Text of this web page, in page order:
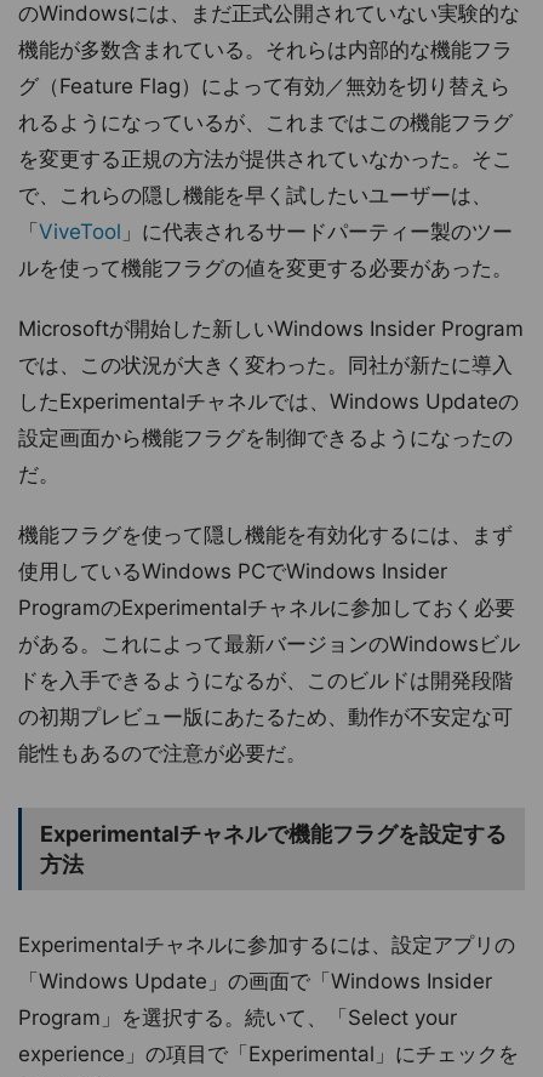
のWindowsには、まだ正式公開されていない実験的な
機能が多数含まれている。それらは内部的な機能フラ
グ（Feature Flag）によって有効／無効を切り替えら
れるようになっているが、これまではこの機能フラグ
を変更する正規の方法が提供されていなかった。そこ
で、これらの隠し機能を早く試したいユーザーは、
「 ViveTool 」に代表されるサードパーティー製のツー
ルを使って機能フラグの値を変更する必要があった。
Microsoftが開始した新しいWindows Insider Program
では、この状況が大きく変わった。同社が新たに導入
したExperimentalチャネルでは、Windows Updateの
設定画面から機能フラグを制御できるようになったの
だ。
機能フラグを使って隠し機能を有効化するには、まず
使用しているWindows PCでWindows Insider
ProgramのExperimentalチャネルに参加しておく必要
がある。これによって最新バージョンのWindowsビル
ドを入手できるようになるが、このビルドは開発段階
の初期プレビュー版にあたるため、動作が不安定な可
能性もあるので注意が必要だ。
Experimentalチャネルで機能フラグを設定する
方法
Experimentalチャネルに参加するには、設定アプリの
「Windows Update」の画面で「Windows Insider
Program」を選択する。続いて、「Select your
experience」の項目で「Experimental」にチェックを